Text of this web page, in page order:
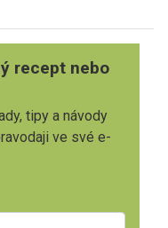
recept nebo
tipy a návody
ve své e-